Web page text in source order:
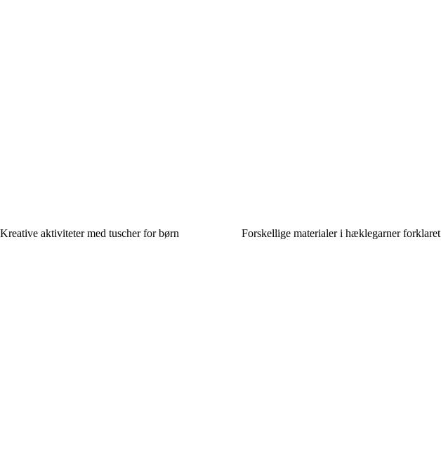
Kreative aktiviteter med tuscher for børn Forskellige materialer i hæklegarner forklaret